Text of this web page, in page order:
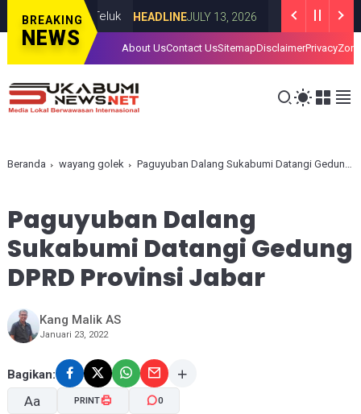
BREAKING
NEWS
Negara Teluk HEADLINEJULY 13, 2026 Roy Suryo dan dr
About UsContact UsSitemapDisclaimerPrivacy
Beranda wayang golek Paguyuban Dalang Sukabumi Datangi Gedung DPRD Provinsi Jabar
Paguyuban Dalang
Sukabumi Datangi Gedung
DPRD Provinsi Jabar
Kang Malik AS
Januari 23, 2022
Bagikan:
Aa PRINT 0